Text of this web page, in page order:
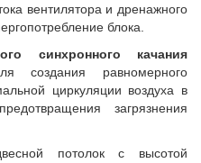
вентилятора и дренажного
блока.
синхронного качания
создания равномерного
циркуляции воздуха в
загрязнения
потолок с высотой